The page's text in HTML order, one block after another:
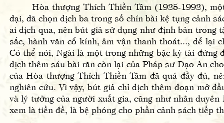
Hòa thượng Thích Thiền Tâm (1925-1992), một
đại, đã chọn dịch ba trong số chín bài kệ tụng cảnh
ai dịch qua, nên bút giả sử dụng như định bản trong
sắc, hành văn cổ kính, âm vận thanh thoát..., để lại
Có thể nói, Ngài là một trong những bậc kỳ tài đứng
dịch thêm sáu bài răn còn lại của Pháp sư Đạo An
của Hòa thượng Thích Thiền Tâm đã quá đầy đủ,
nghiên cứu. Vì vậy, bút giả chỉ dịch thêm đoạn mở
và lý tưởng của người xuất gia, cũng như nhân
xem là tiền đề, là bệ phóng cho phần cảnh sách tiếp